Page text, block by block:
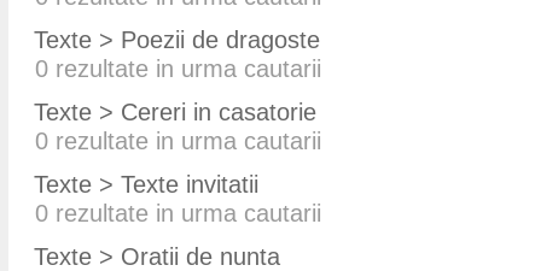
Texte > Poezii de dragoste
0 rezultate in urma cautarii
Texte > Cereri in casatorie
0 rezultate in urma cautarii
Texte > Texte invitatii
0 rezultate in urma cautarii
Texte > Oratii de nunta